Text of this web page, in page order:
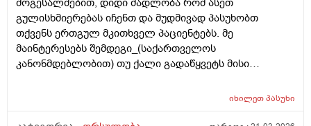
მოგესალმებით, დიდი მადლობა რომ ასეთ
გულისხმიერებას იჩენთ და მუდმივად პასუხობთ
თქვენს ერთგულ მკითხველ პაციენტებს. მე
მაინტერესებს შემდეგი_(საქართველოს
კანონმდებლობით) თუ ქალი გადაწყვეტს მისი
(კვერცხუჯრედის კრიოპრეზერვაცია) შესაძლებელი?
იხილეთპასუხი